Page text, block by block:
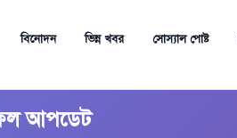
বিনোদন ভিন্ন খবর সোস্যাল পোষ্ট
আপডেট